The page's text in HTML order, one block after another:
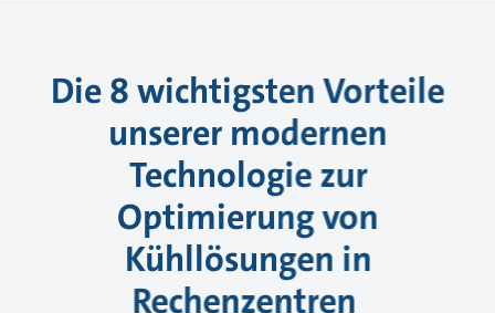
Die 8 wichtigsten Vorteile
unserer modernen
Technologie zur
Optimierung von
Kühllösungen in
Rechenzentren